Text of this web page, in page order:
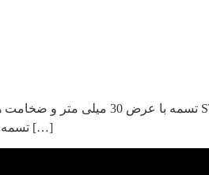
فولاد ST37 تسمه با عرض 40 میلی متر و ضخامت های 8 و 10 میلی متر […]